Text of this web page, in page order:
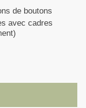
de boutons
avec cadres